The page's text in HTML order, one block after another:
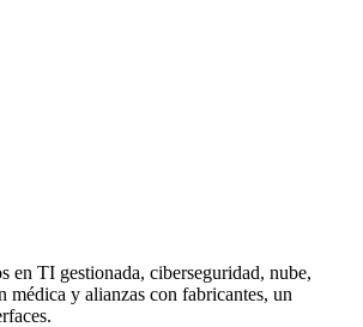
en TI gestionada, ciberseguridad, nube,
médica y alianzas con fabricantes, un